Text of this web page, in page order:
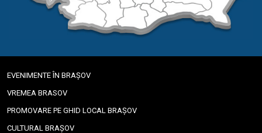
EVENIMENTE ÎN BRAȘOV
VREMEA BRASOV
PROMOVARE PE GHID LOCAL BRAȘOV
CULTURAL BRAȘOV